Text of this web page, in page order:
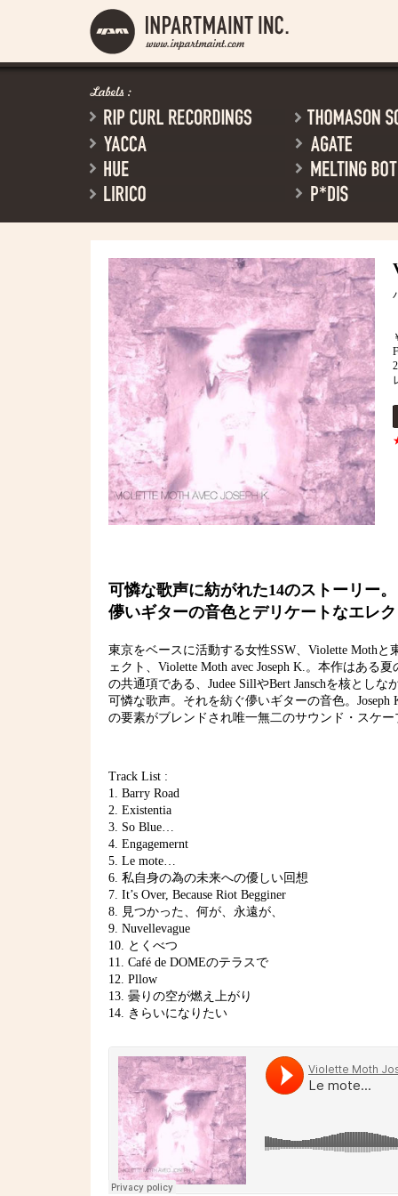
可憐な歌声に紡がれた14のストーリー。
儚いギターの音色とデリケートなエレ
東京をベースに活動する女性SSW、Violette Mothと
ェクト、Violette Moth avec Joseph K.。本作はある
の共通項である、Judee SillやBert Janschを核とし
可憐な歌声。それを紡ぐ儚いギターの音色。
の要素がブレンドされ唯一無二のサウンド・スケ
Track List :
1. Barry Road
2. Existentia
3. So Blue…
4. Engagemernt
5. Le mote…
6. 私自身の為の未来への優しい回想
7. It’s Over, Because Riot Begginer
8. 見つかった、何が、永遠が、
9. Nuvellevague
10. とくべつ
11. Café de DOMEのテラスで
12. Pllow
13. 曇りの空が燃え上がり
14. きらいになりたい